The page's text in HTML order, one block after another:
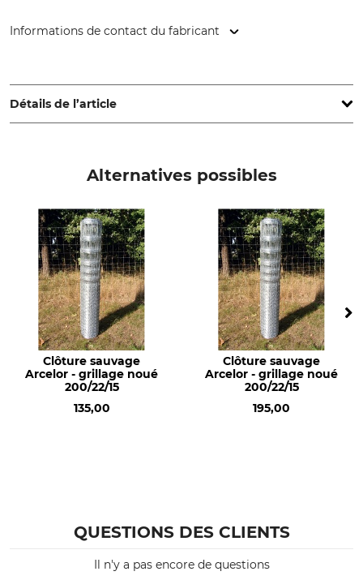
Informations de contact du fabricant
Luxembourg, www.corporate.arcelormittal.com
Détails de l’article
Grillage noué 200/17/15
Intervalle entre les fils
verticaux
15 cm
Distance des fils
horizontaux du bas vers le
11 x 10 cm 2 x 15 cm 3 x 20 cm
Diamètre des fils
horizontaux
2 mm
Diamètre des fils du haut
et du bas
2,5 mm
Revêtement zinc
Résistance à la traction fils
horizontaux
Production
Made in Poland
Longueur du rouleau
50 suppl.
Alternatives possibles
Clôture sauvage
Arcelor - grillage noué
200/22/15
135,00
Clôture sauvage
Arcelor - grillage noué
200/22/15
195,00
QUESTIONS DES CLIENTS
Il n'y a pas encore de questions